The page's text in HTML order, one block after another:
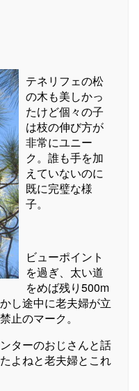
テネリフェの松
の木も美しかっ
たけど個々の子
は枝の伸び方が
非常にユニー
ク。誰も手を加
えていないのに
既に完璧な様
子。
ビューポイント
を過ぎ、太い道
をめば残り500m
し途中に老夫婦が立
止のマーク。
ターのおじさんと話
よねと老夫婦とこれ